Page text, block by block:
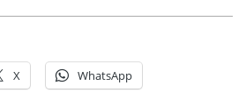
X WhatsApp